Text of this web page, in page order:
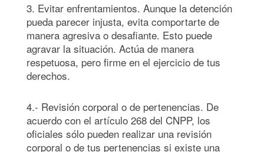
3. Evitar enfrentamientos. Aunque la detención
pueda parecer injusta, evita comportarte de
manera agresiva o desafiante. Esto puede
agravar la situación. Actúa de manera
respetuosa, pero firme en el ejercicio de tus
derechos.
4.- Revisión corporal o de pertenencias. De
acuerdo con el artículo 268 del CNPP, los
oficiales sólo pueden realizar una revisión
corporal o de tus pertenencias si existe una